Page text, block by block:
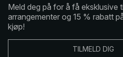
Meld deg på for å få eksklusive
arrangementer og 15 % rabatt
kjøp!
TILMELD DIG